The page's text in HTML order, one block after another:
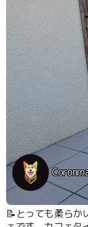
📝とっても柔らか